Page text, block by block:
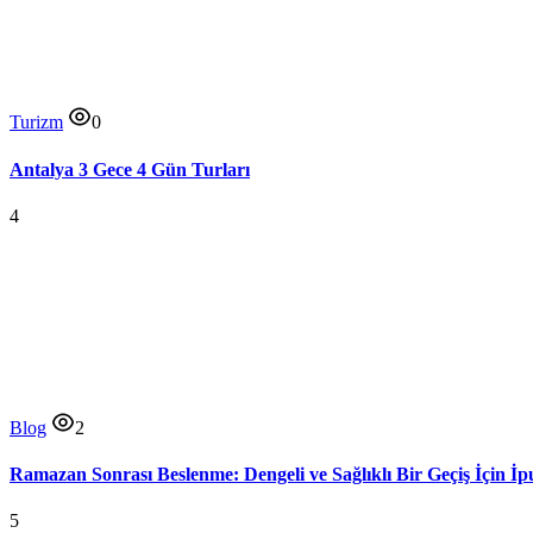
Turizm 0
Antalya 3 Gece 4 Gün Turları
4
Blog 2
Ramazan Sonrası Beslenme: Dengeli ve Sağlıklı Bir Geçiş İçin
5